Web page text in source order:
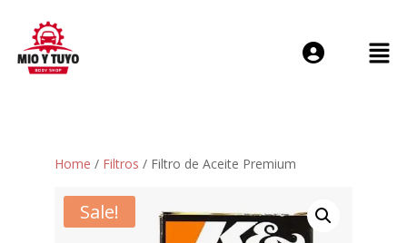
Home / Filtros / Filtro de Aceite Premium
Sale!